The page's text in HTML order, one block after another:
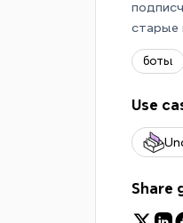
старые
боты
Use
Share